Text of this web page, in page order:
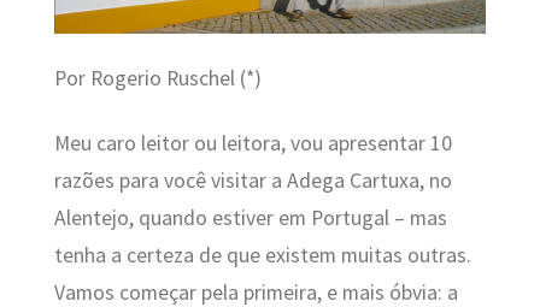
Por Rogerio Ruschel (*)
Meu caro leitor ou leitora, vou apresentar 10
razões para você visitar a Adega Cartuxa, no
Alentejo, quando estiver em Portugal – mas
tenha a certeza de que existem muitas outras.
Vamos começar pela primeira, e mais óbvia: a